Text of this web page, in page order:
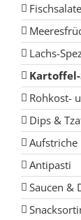
Fischsalate
Lachs-
Rohkost-
Dips &
Aufstriche
Antipasti
Saucen &